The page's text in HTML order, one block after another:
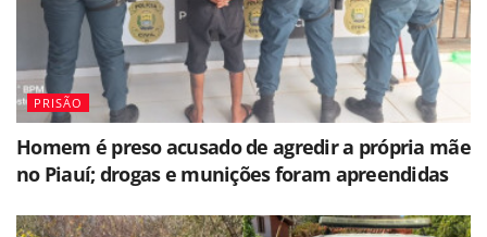
PRISÃO
Homem é preso acusado de agredir a própria mãe
no Piauí; drogas e munições foram apreendidas